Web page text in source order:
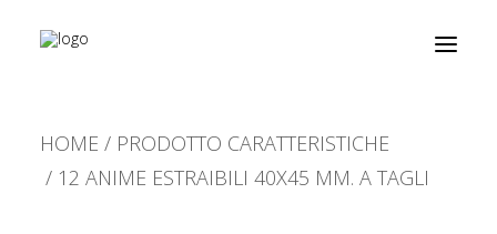
prodotti
HOME
PRODOTTO CARATTERISTICHE
12 ANIME ESTRAIBILI 40X45 MM. A TAGLI